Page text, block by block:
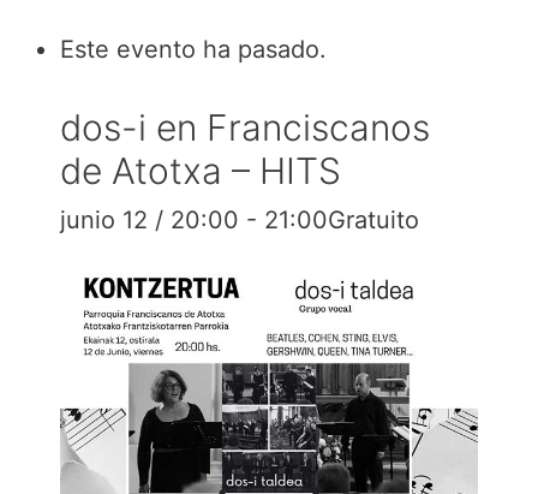
Este evento ha pasado.
dos-i en Franciscanos
de Atotxa – HITS
junio 12 / 20:00 - 21:00Gratuito